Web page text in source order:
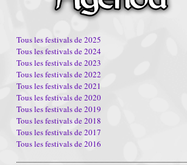
Tous les festivals de 2025
Tous les festivals de 2024
Tous les festivals de 2023
Tous les festivals de 2022
Tous les festivals de 2021
Tous les festivals de 2020
Tous les festivals de 2019
Tous les festivals de 2018
Tous les festivals de 2017
Tous les festivals de 2016